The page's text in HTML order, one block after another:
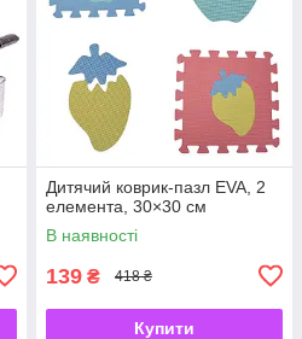
Дитячий коврик-пазл EVA, 2
елемента, 30×30 см
В наявності
139 ₴ 418 ₴
Купити